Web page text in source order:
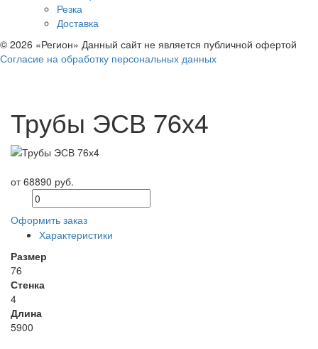
Резка
Доставка
© 2026 «Регион» Данный сайт не является публичной офертой
Согласие на обработку персональных данных
Трубы ЭСВ 76х4
от 68890 руб.
Оформить заказ
Характеристики
Размер
76
Стенка
4
Длина
5900